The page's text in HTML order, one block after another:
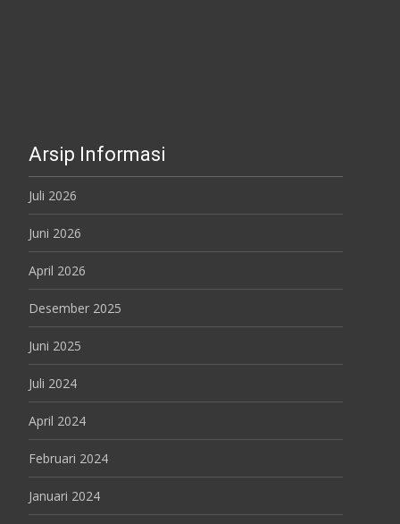
Arsip Informasi
Juli 2026
Juni 2026
April 2026
Desember 2025
Juni 2025
Juli 2024
April 2024
Februari 2024
Januari 2024